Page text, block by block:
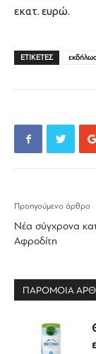
εκατ. ευρώ.
ΕΤΙΚΕΤΕΣ
Προηγούμενο άρθρο
Νέα σύγχρονα
Αφροδίτη
ΠΑΡΟΜΟΙΑ